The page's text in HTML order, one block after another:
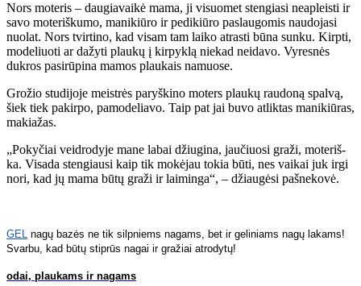
Nors mo­te­ris – dau­gia­vai­kė ma­ma, ji vi­suo­met sten­gia­si ne­ap­leis­ti ir
sa­vo mo­te­riš­ku­mo, ma­ni­kiū­ro ir pe­di­kiū­ro pa­slau­go­mis nau­do­ja­si
nuo­lat. Nors tvir­ti­no, kad vi­sam tam lai­ko at­ras­ti bū­na sun­ku. Kirp­ti,
mo­de­liuo­ti ar da­žy­ti plau­kų į kir­pyk­lą nie­kad neida­vo. Vy­res­nės
duk­ros pa­si­rū­pi­na ma­mos plau­kais na­muo­se.
Gro­žio stu­di­jo­je meist­rės pa­ryš­ki­no mo­ters plau­kų rau­do­ną spal­vą,
šiek tiek pa­kir­po, pa­mo­de­lia­vo. Taip pat jai bu­vo at­lik­tas ma­ni­kiū­ras,
ma­kia­žas.
„Po­ky­čiai veid­ro­dy­je ma­ne la­bai džiu­gi­na, jau­čiuo­si gra­ži, mo­te­riš­
ka. Vi­sa­da sten­giau­si kaip tik mo­kė­jau to­kia bū­ti, nes vai­kai juk ir­gi
no­ri, kad jų ma­ma bū­tų gra­ži ir lai­min­ga“, – džiau­gė­si pa­šne­ko­vė.
GEL nagų bazės ne tik silpniems nagams, bet ir geliniams nagų lakams!
Svarbu, kad būtų stiprūs nagai ir gražiai atrodytų!
odai, plaukams ir nagams